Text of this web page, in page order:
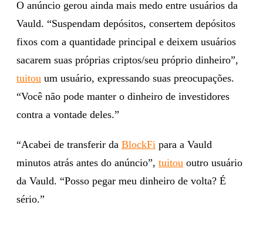
O anúncio gerou ainda mais medo entre usuários da
Vauld. “Suspendam depósitos, consertem depósitos
fixos com a quantidade principal e deixem usuários
sacarem suas próprias criptos/seu próprio dinheiro”,
tuitou um usuário, expressando suas preocupações.
“Você não pode manter o dinheiro de investidores
contra a vontade deles.”
“Acabei de transferir da BlockFi para a Vauld
minutos atrás antes do anúncio”, tuitou outro usuário
da Vauld. “Posso pegar meu dinheiro de volta? É
sério.”